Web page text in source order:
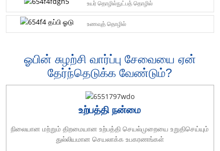
உயர் தொழில்நுட்பத் தொழில்
உணவுத் தொழில்
ஓபின் சுழற்சி வார்ப்பு சேவையை ஏன்
தேர்ந்தெடுக்க வேண்டும்?
உற்பத்தி நன்மை
நிலையான மற்றும் திறமையான உற்பத்தி செயல்முறையை உறுதிசெய்யும்
துல்லியமான செயலாக்க உபகரணங்கள்